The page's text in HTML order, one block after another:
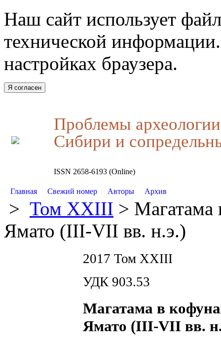
Наш сайт использует
технической
настройках браузера.
Я согласен
Проблемы
Сибири и
ISSN 2658-6193 (Online)
Главная Свежий номер Авторы Архив
> Том XXIII > Магатама
Ямато (III-VII вв. н.э.)
2017 Том XXIII
УДК 903.53
Магатама в
Ямато (III-VII вв.